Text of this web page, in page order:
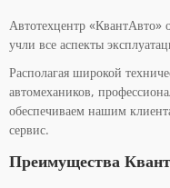
Автотехцентр «КвантАвто»
учли все аспекты
Располагая широкой
автомехаников,
обеспечиваем нашим
сервис.
Преимущества